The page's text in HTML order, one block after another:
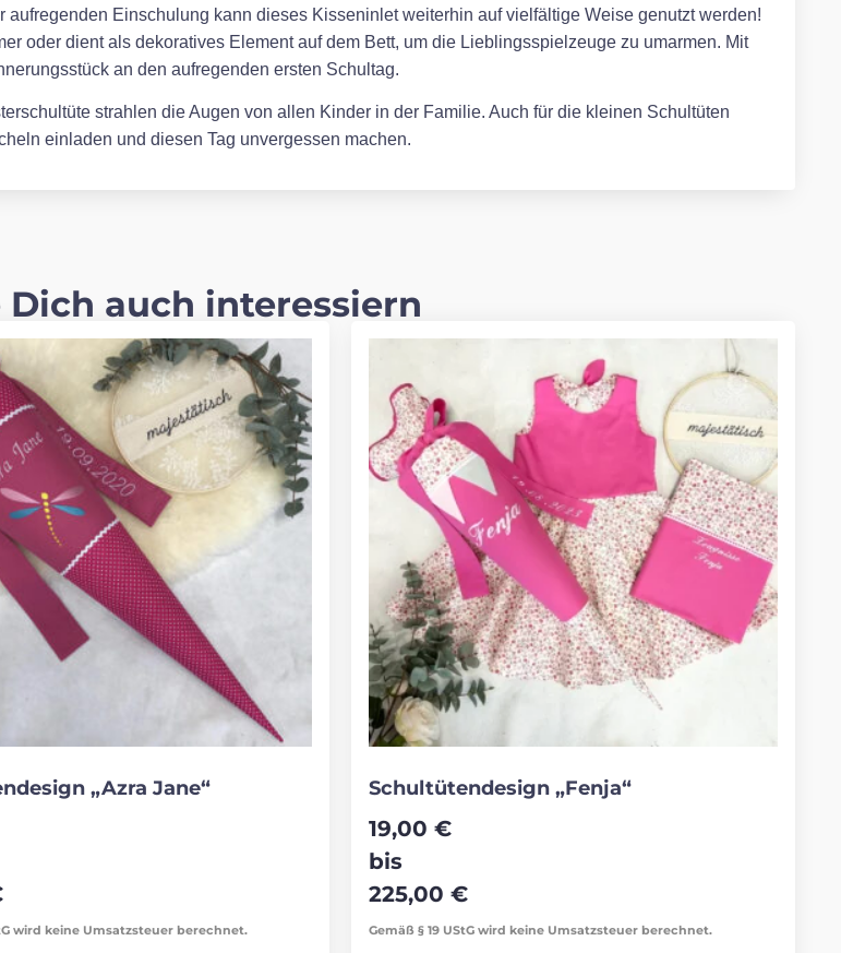
Einschulung kann dieses Kisseninlet weiterhin auf vielfältige Weise genutzt werden!
oder dient als dekoratives Element auf dem Bett, um die Lieblingsspielzeuge zu umarmen. Mit
an den aufregenden ersten Schultag.
strahlen die Augen von allen Kinder in der Familie. Auch für die kleinen Schultüten
einladen und diesen Tag unvergessen machen.
Dich auch interessiern
„Azra Jane“
wird keine Umsatzsteuer berechnet.
Schultütendesign „Fenja“
19,00€
bis
225,00€
Gemäß § 19 UStG wird keine Umsatzsteuer berechnet.